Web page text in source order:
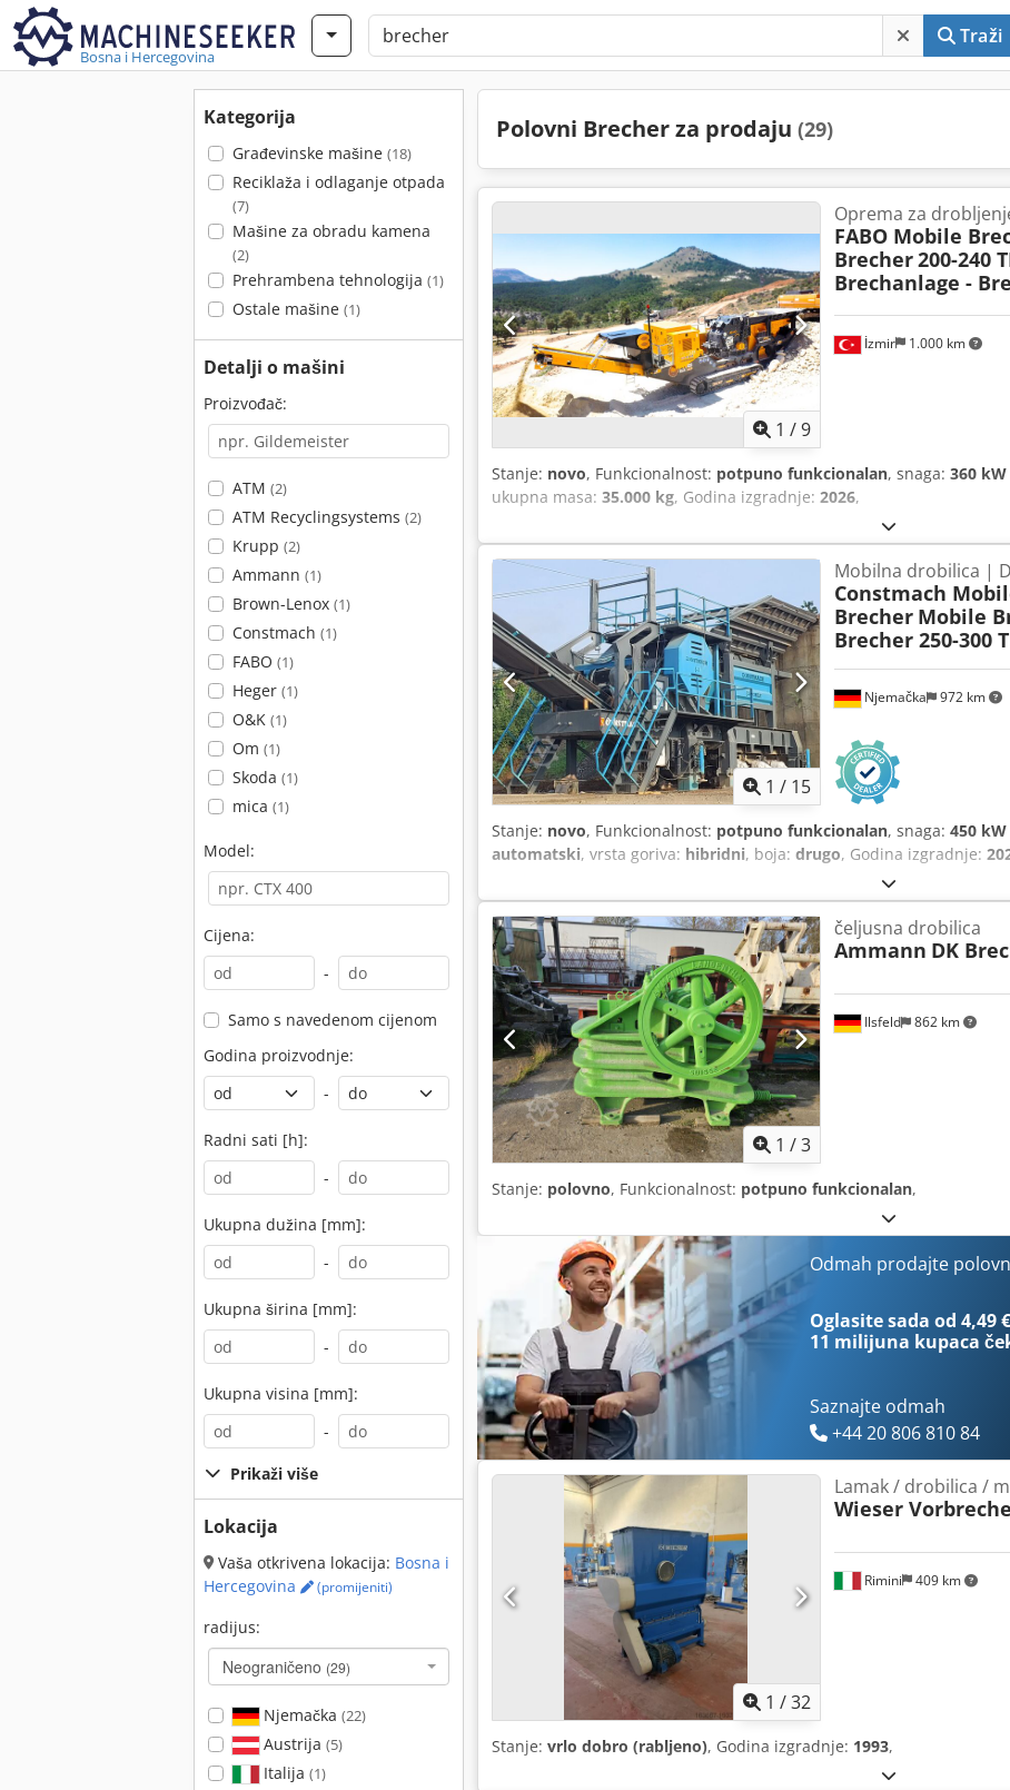
Bosna i Hercegovina
Traži
Kategorija
Građevinske mašine (18)
Reciklaža i odlaganje otpada
(7)
Mašine za obradu kamena
(2)
Prehrambena tehnologija (1)
Ostale mašine (1)
Detalji o mašini
Proizvođač:
ATM (2)
ATM Recyclingsystems (2)
Krupp (2)
Ammann (1)
Brown-Lenox (1)
Constmach (1)
FABO (1)
Heger (1)
O&K (1)
Om (1)
Skoda (1)
mica (1)
Model:
Cijena:
-
Samo s navedenom cijenom
Godina proizvodnje:
-
Radni sati [h]:
-
Ukupna dužina [mm]:
-
Ukupna širina [mm]:
-
Ukupna visina [mm]:
-
Prikaži više
Lokacija
Vaša otkrivena lokacija: Bosna i
Hercegovina
(promijeniti)
radijus:
Neograničeno (29)
Njemačka (22)
Austrija (5)
Italija (1)
Polovni Brecher za prodaju (29)
1 /9
İzmir 1.000 km
Oprema za
FABO Mobile
Brecher200-240
Brechanlage -
Stanje: novo, Funkcionalnost: potpuno funkcionalan, snaga: 360 kW
ukupna masa: 35.000 kg, Godina izgradnje: 2026,
1 / 15
Njemačka 972 km
Mobilna drobilica |
Constmach
Brecher Mobile
Brecher 250-300
Stanje: novo, Funkcionalnost: potpuno funkcionalan, snaga: 450 kW
automatski, vrsta goriva: hibridni, boja: drugo, Godina izgradnje:
1 /3
Ilsfeld 862 km
čeljusna drobilica
Ammann DK
Stanje: polovno, Funkcionalnost: potpuno funkcionalan,
Odmah prodajte
Oglasite sada od 4,49
11 milijuna kupaca
Saznajte odmah
+44 20 806 810 84
1 /32
Rimini 409 km
Lamak / drobilica /
Wieser
Stanje: vrlo dobro (rabljeno), Godina izgradnje: 1993,